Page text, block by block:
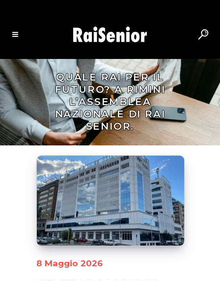
QUALE RAI PER IL
FUTURO? A RIMINI
L’ASSEMBLEA
NAZIONALE DI RAI
SENIOR.
8 Maggio 2026